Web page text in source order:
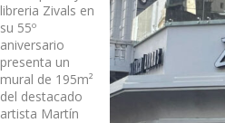
libreria Zivals en
su 55º
aniversario
presenta un
mural de 195m²
del destacado
artista Martín